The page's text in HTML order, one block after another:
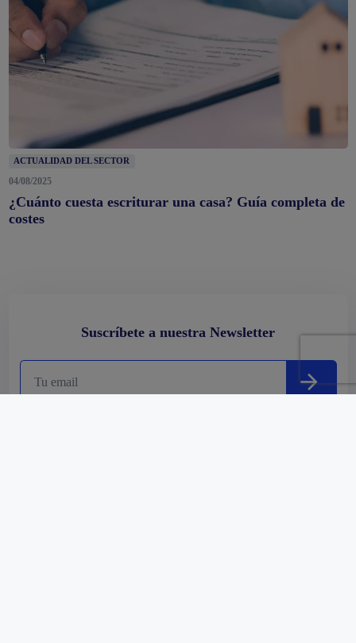
ACTUALIDAD DEL SECTOR
04/08/2025
¿Cuánto cuesta escriturar una casa? Guía completa de
costes
Suscríbete a nuestra Newsletter